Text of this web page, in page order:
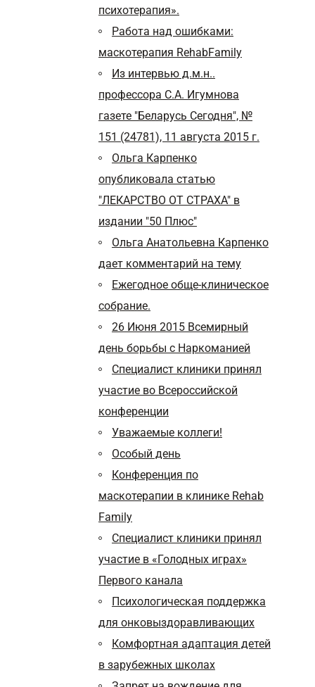
психотерапия».
Работа над ошибками:
маскотерапия RehabFamily
Из интервью д.м.н..
профессора С.А. Игумнова
газете "Беларусь Сегодня", №
151 (24781), 11 августа 2015 г.
Ольга Карпенко
опубликовала статью
"ЛЕКАРСТВО ОТ СТРАХА" в
издании "50 Плюс"
Ольга Анатольевна Карпенко
дает комментарий на тему
Ежегодное обще-клиническое
собрание.
26 Июня 2015 Всемирный
день борьбы с Наркоманией
Специалист клиники принял
участие во Всероссийской
конференции
Уважаемые коллеги!
Особый день
Конференция по
маскотерапии в клинике Rehab
Family
Специалист клиники принял
участие в «Голодных играх»
Первого канала
Психологическая поддержка
для онковыздоравливающих
Комфортная адаптация детей
в зарубежных школах